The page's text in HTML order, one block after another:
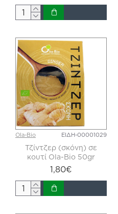
Ola-Bio ΕΙΔΗ-00001029
Τζίντζερ (σκόνη) σε
κουτί Ola-Bio 50gr
1,80€